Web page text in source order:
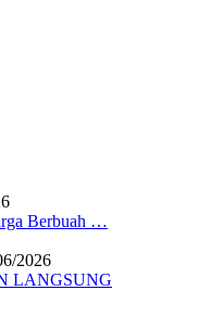
Berbuah …
2026
LANGSUNG